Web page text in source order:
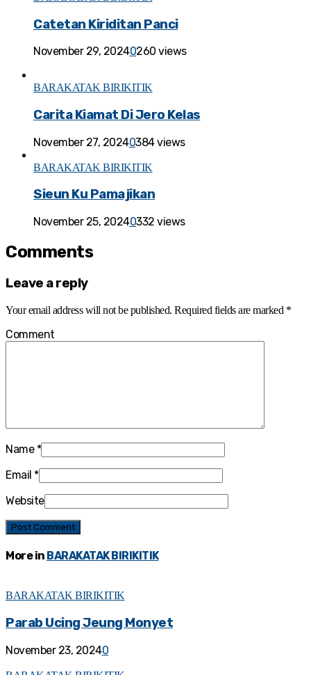
Catetan Kiriditan Panci
November 29, 20240260 views
BARAKATAK BIRIKITIK
Carita Kiamat Di Jero Kelas
November 27, 20240384 views
BARAKATAK BIRIKITIK
Sieun Ku Pamajikan
November 25, 20240332 views
Comments
Leave a reply
Your email address will not be published. Required fields are marked *
Comment
Name *
Email *
Website
More in BARAKATAK BIRIKITIK
BARAKATAK BIRIKITIK
Parab Ucing Jeung Monyet
November 23, 20240